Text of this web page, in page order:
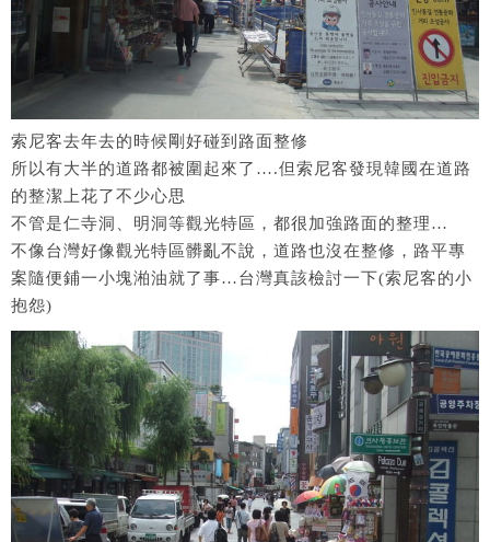
索尼客去年去的時候剛好碰到路面整修
所以有大半的道路都被圍起來了….但索尼客發現韓國在道路
的整潔上花了不少心思
不管是仁寺洞、明洞等觀光特區，都很加強路面的整理…
不像台灣好像觀光特區髒亂不說，道路也沒在整修，路平專
案隨便鋪一小塊湐油就了事…台灣真該檢討一下(索尼客的小
抱怨)